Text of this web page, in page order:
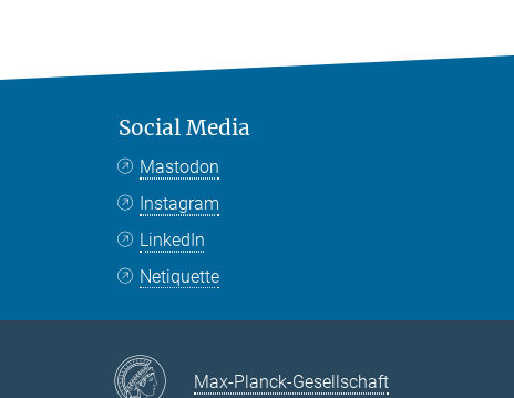
Social Media
Mastodon
Instagram
LinkedIn
Netiquette
Max-Planck-Gesellschaft